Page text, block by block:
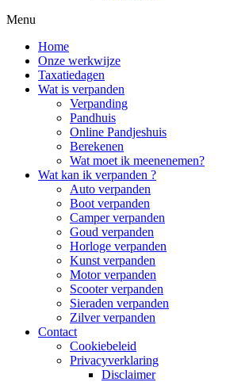
Menu
Home
Onze werkwijze
Taxatiedagen
Wat is verpanden
Verpanding
Pandhuis
Online Pandjeshuis
Berekenen
Wat moet ik meenenemen?
Wat kan ik verpanden ?
Auto verpanden
Boot verpanden
Camper verpanden
Goud verpanden
Horloge verpanden
Kunst verpanden
Motor verpanden
Scooter verpanden
Sieraden verpanden
Zilver verpanden
Contact
Cookiebeleid
Privacyverklaring
Disclaimer